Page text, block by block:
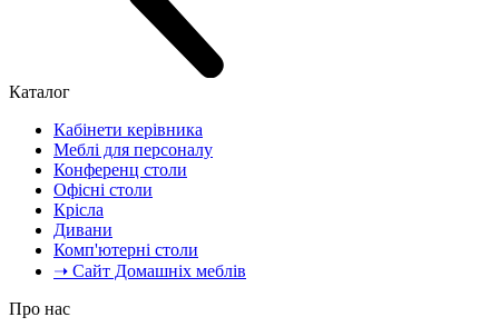
Каталог
Кабінети керівника
Меблі для персоналу
Конференц столи
Офісні столи
Крісла
Дивани
Комп'ютерні столи
➝ Сайт Домашніх меблів
Про нас